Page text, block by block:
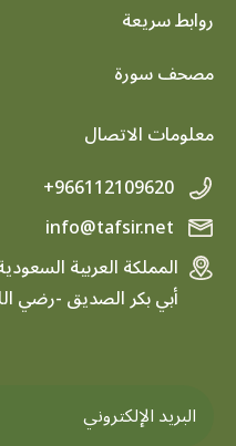
روابط سريعة
footer menu
مصحف سورة
معلومات الاتصال
+966112109620
المملكة العربية
أبي بكر الصديق -رضي